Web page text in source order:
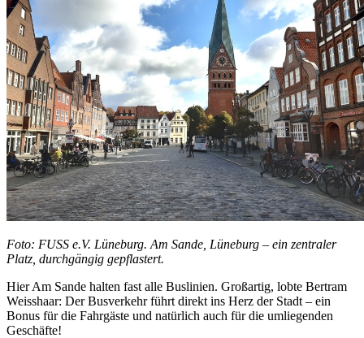
Foto: FUSS e.V. Lüneburg. Am Sande, Lüneburg – ein zentraler
Platz, durchgängig gepflastert.
Hier Am Sande halten fast alle Buslinien. Großartig, lobte Bertram
Weisshaar: Der Busverkehr führt direkt ins Herz der Stadt – ein
Bonus für die Fahrgäste und natürlich auch für die umliegenden
Geschäfte!